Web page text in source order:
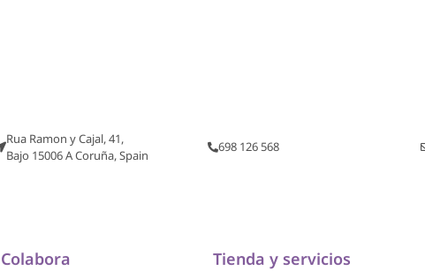
Rua Ramon y Cajal, 41,
Bajo 15006 A Coruña, Spain
698 126 568
Colabora Tienda y servicios